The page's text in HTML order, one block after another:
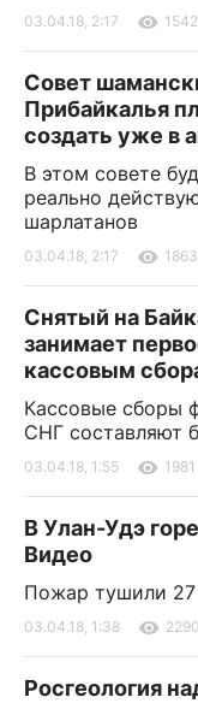
03.04.18, 2:17 1542
Совет
Прибайкалья
создать уже в
В этом совете
реально
шарлатанов
03.04.18, 2:17 1863
Снятый на
занимает
кассовым
Кассовые сборы
СНГ составляют
03.04.18, 1:55 1981
В Улан-Удэ
Видео
Пожар тушили 27
03.04.18, 1:38 2290
Росгеология